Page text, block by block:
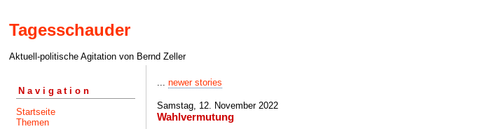
Tagesschauder
Aktuell-politische Agitation von Bernd Zeller
Navigation
Startseite
Themen
... newer stories
Samstag, 12. November 2022
Wahlvermutung